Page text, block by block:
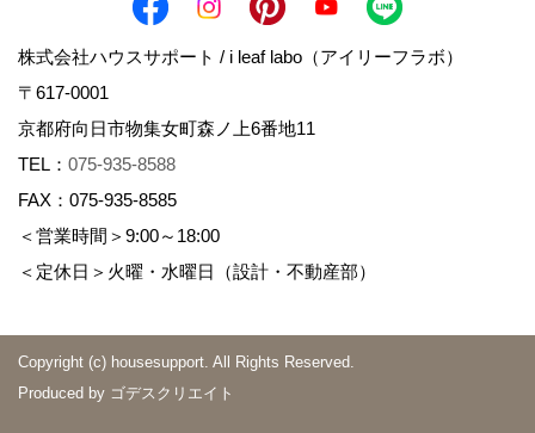
株式会社ハウスサポート / i leaf labo（アイリーフラボ）
〒617-0001
京都府向日市物集女町森ノ上6番地11
TEL： 075-935-8588
FAX：075-935-8585
＜営業時間＞9:00～18:00
＜定休日＞火曜・水曜日（設計・不動産部）
Copyright (c) housesupport. All Rights Reserved.
Produced by ゴデスクリエイト